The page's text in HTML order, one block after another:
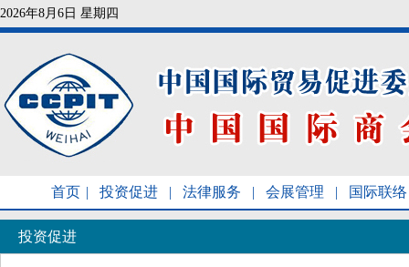
2026年8月6日 星期四
首页 | 投资促进 | 法律服务 | 会展管理 | 国际联络
投资促进